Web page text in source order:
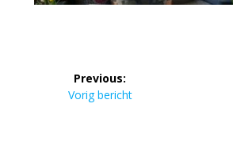
Bericht
navigatie
Previous:
Previous
Vorig bericht